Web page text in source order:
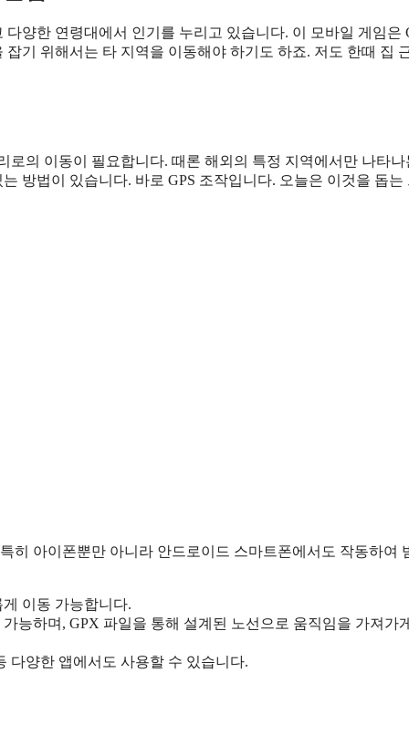
양한 연령대에서 인기를 누리고 있습니다. 이 모바일 게임은
기 위해서는 타 지역을 이동해야 하기도 하죠. 저도 한때 집
의 이동이 필요합니다. 때론 해외의 특정 지역에서만 나타나
방법이 있습니다. 바로 GPS 조작입니다. 오늘은 이것을 돕는
히 아이폰뿐만 아니라 안드로이드 스마트폰에서도 작동하여
이동 가능합니다.
능하며, GPX 파일을 통해 설계된 노선으로 움직임을 가져가
다양한 앱에서도 사용할 수 있습니다.